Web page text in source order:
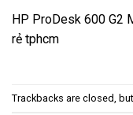
HP ProDesk 600 G2
rẻ tphcm
Trackbacks are closed,